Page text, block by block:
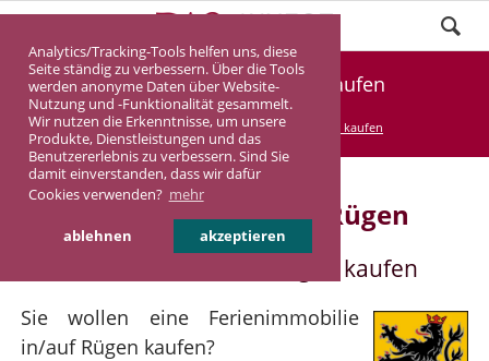
Analytics/Tracking-Tools helfen uns, diese
Seite ständig zu verbessern. Über die Tools
werden anonyme Daten über Website-
Nutzung und -Funktionalität gesammelt.
Wir nutzen die Erkenntnisse, um unsere
Produkte, Dienstleistungen und das
Benutzererlebnis zu verbessern. Sind Sie
damit einverstanden, dass wir dafür
Cookies verwenden? mehr
ablehnen akzeptieren
Ferienimmobilie Rügen kaufen
DASINVEST Service Ferienimmobilie kaufen
Ferienimmobilie in/auf Rügen
Ferienimmobilie in/auf Rügen kaufen
Sie wollen eine Ferienimmobilie
in/auf Rügen kaufen?